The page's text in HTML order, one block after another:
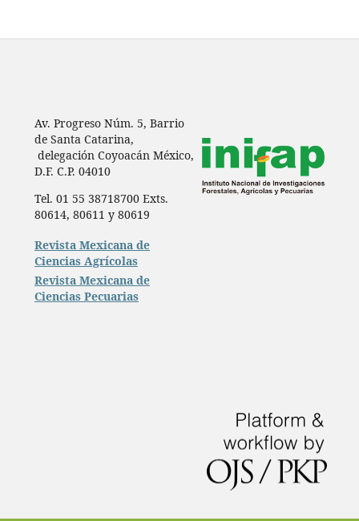
Av. Progreso Núm. 5, Barrio
de Santa Catarina,
delegación Coyoacán México,
D.F. C.P. 04010
Tel. 01 55 38718700 Exts.
80614, 80611 y 80619
Revista Mexicana de
Ciencias Agrícolas
Revista Mexicana de
Ciencias Pecuarias